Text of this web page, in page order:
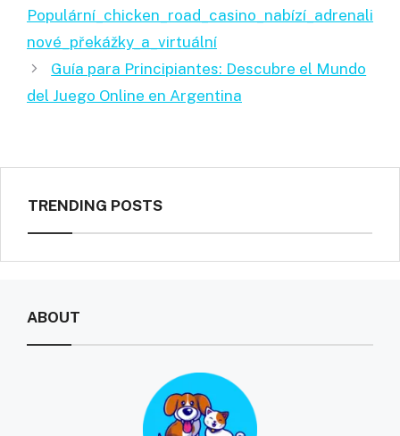
Populární_chicken_road_casino_nabízí_adrenali
nové_překážky_a_virtuální
Guía para Principiantes: Descubre el Mundo
del Juego Online en Argentina
TRENDING POSTS
ABOUT